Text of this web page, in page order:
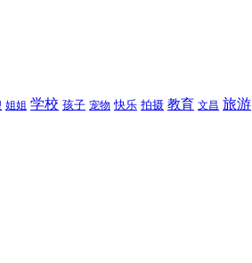
姐姐 学校 孩子 宠物 快乐 拍摄 教育 文昌 旅游